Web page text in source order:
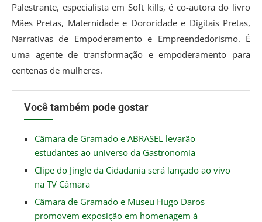
Palestrante, especialista em Soft kills, é co-autora do livro
Mães Pretas, Maternidade e Dororidade e Digitais Pretas,
Narrativas de Empoderamento e Empreendedorismo. É
uma agente de transformação e empoderamento para
centenas de mulheres.
Você também pode gostar
Câmara de Gramado e ABRASEL levarão
estudantes ao universo da Gastronomia
Clipe do Jingle da Cidadania será lançado ao vivo
na TV Câmara
Câmara de Gramado e Museu Hugo Daros
promovem exposição em homenagem à